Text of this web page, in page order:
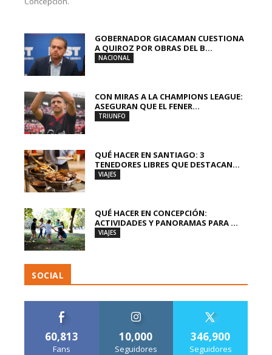
GOBERNADOR GIACAMAN CUESTIONA
A QUIROZ POR OBRAS DEL B...
NACIONAL
CON MIRAS A LA CHAMPIONS LEAGUE:
ASEGURAN QUE EL FENER...
TRIUNFO
QUÉ HACER EN SANTIAGO: 3
TENEDORES LIBRES QUE DESTACAN...
VIAJES
QUÉ HACER EN CONCEPCIÓN:
ACTIVIDADES Y PANORAMAS PARA ...
VIAJES
SOCIAL
60,813
Fans
10,000
Seguidores
346,900
Seguidores